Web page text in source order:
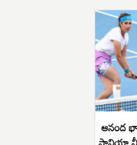
ఆనంద